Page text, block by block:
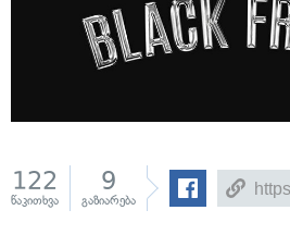
122
წაკითხვა
9
გაზიარება